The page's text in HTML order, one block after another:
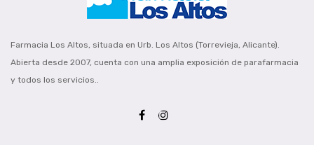
Farmacia Los Altos, situada en Urb. Los Altos (Torrevieja, Alicante).
Abierta desde 2007, cuenta con una amplia exposición de parafarmacia
y todos los servicios..